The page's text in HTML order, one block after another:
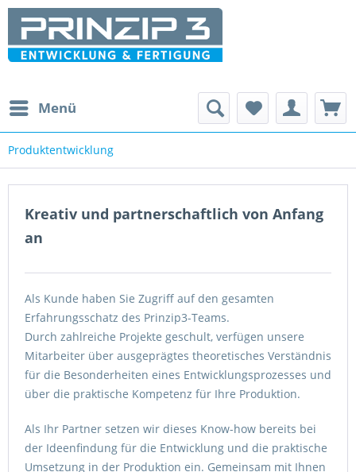
Menü
Produktentwicklung
Kreativ und partnerschaftlich von Anfang
an
Als Kunde haben Sie Zugriff auf den gesamten
Erfahrungsschatz des Prinzip3-Teams.
Durch zahlreiche Projekte geschult, verfügen unsere
Mitarbeiter über ausgeprägtes theoretisches Verständnis
für die Besonderheiten eines Entwicklungsprozesses und
über die praktische Kompetenz für Ihre Produktion.
Als Ihr Partner setzen wir dieses Know-how bereits bei
der Ideenfindung für die Entwicklung und die praktische
Umsetzung in der Produktion ein. Gemeinsam mit Ihnen